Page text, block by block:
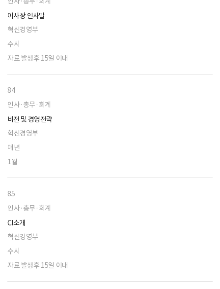
이사장 인사말
혁신경영부
수시
자료 발생후 15일 이내
84
인사·총무·회계
비전 및 경영전략
혁신경영부
매년
1월
85
인사·총무·회계
CI소개
혁신경영부
수시
자료 발생후 15일 이내